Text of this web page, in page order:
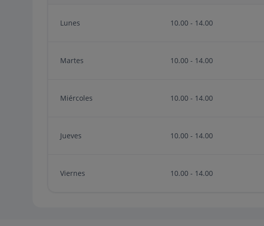
Lunes 10.00 - 14.00
Martes 10.00 - 14.00
Miércoles 10.00 - 14.00
Jueves 10.00 - 14.00
Viernes 10.00 - 14.00